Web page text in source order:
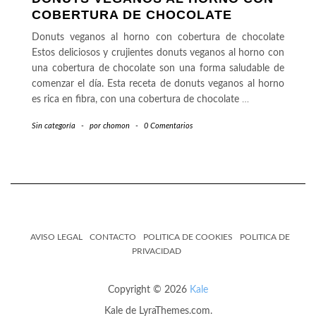
COBERTURA DE CHOCOLATE
Donuts veganos al horno con cobertura de chocolate
Estos deliciosos y crujientes donuts veganos al horno con
una cobertura de chocolate son una forma saludable de
comenzar el día. Esta receta de donuts veganos al horno
es rica en fibra, con una cobertura de chocolate …
Sin categoría - por chomon - 0 Comentarios
AVISO LEGAL CONTACTO POLITICA DE COOKIES
POLITICA DE
PRIVACIDAD
Copyright © 2026 Kale
Kalede LyraThemes.com.